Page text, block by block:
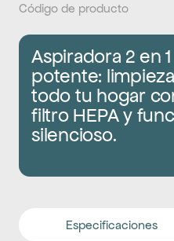
Código de producto
Aspiradora 2 en
potente:
todo tu hogar
filtro HEPA y
silencioso.
Especificaciones